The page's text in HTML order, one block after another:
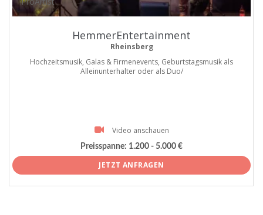
HemmerEntertainment
Rheinsberg
Hochzeitsmusik, Galas & Firmenevents, Geburtstagsmusik als
Alleinunterhalter oder als Duo/
Video anschauen
Preisspanne: 1.200 - 5.000 €
JETZT ANFRAGEN